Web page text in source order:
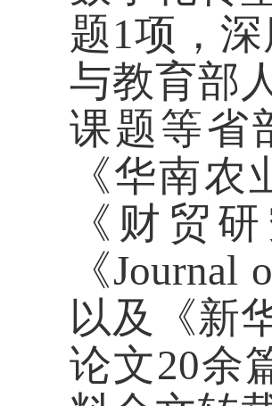
题1项，
与教育部
课题等省
《华南
《财贸
《Journal
以及《新
论文20余